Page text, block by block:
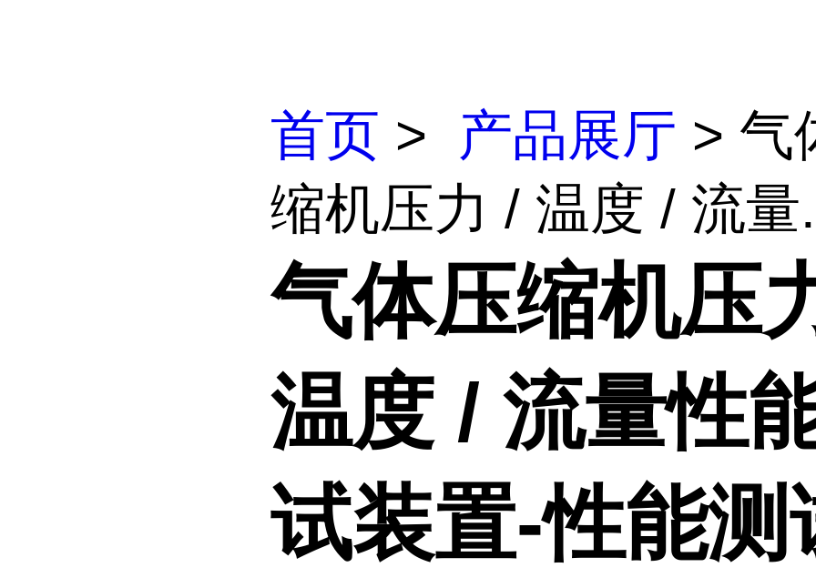
首页 > 产品展厅 > 气
缩机压力 / 温度 / 流量
气体压缩机压
温度 / 流量性
试装置-性能测